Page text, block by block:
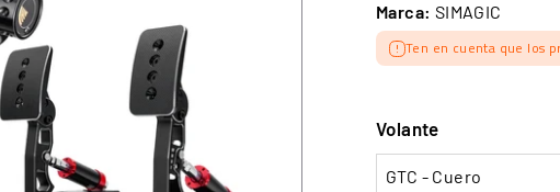
Marca: SIMAGIC
Ten en cuenta que los
Volante